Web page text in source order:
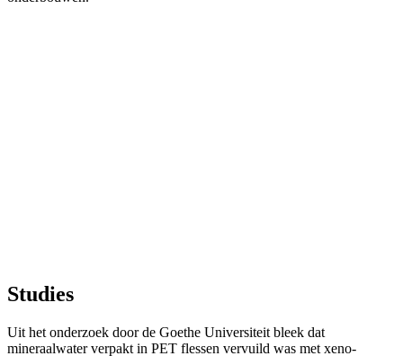
Studies
Uit het onderzoek door de Goethe Universiteit bleek dat
mineraalwater verpakt in PET flessen vervuild was met xeno-